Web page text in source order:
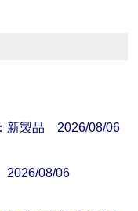
新製品 2026/08/06
2026/08/06